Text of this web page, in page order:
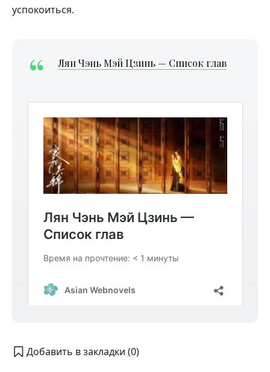
успокоиться.
Лян Чэнь Мэй Цзинь — Список глав
Добавить в закладки (0)